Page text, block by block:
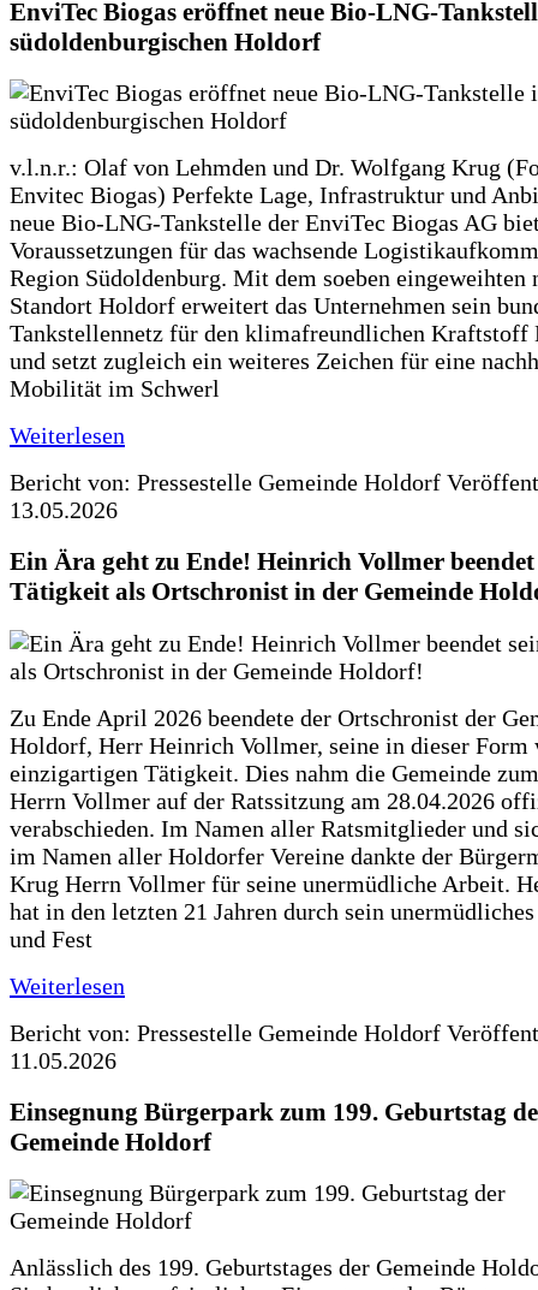
EnviTec Biogas eröffnet neue Bio-LNG-
südoldenburgischen Holdorf
v.l.n.r.: Olaf von Lehmden und Dr. Wolfgang Krug
Envitec Biogas) Perfekte Lage, Infrastruktur und
neue Bio-LNG-Tankstelle der EnviTec Biogas AG
Voraussetzungen für das wachsende
Region Südoldenburg. Mit dem soeben eingeweihten
Standort Holdorf erweitert das Unternehmen sein
Tankstellennetz für den klimafreundlichen Kraftstoff
und setzt zugleich ein weiteres Zeichen für eine
Mobilität im Schwerl
Weiterlesen
Bericht von: Pressestelle Gemeinde Holdorf
13.05.2026
Ein Ära geht zu Ende! Heinrich Vollmer beendet
Tätigkeit als Ortschronist in der Gemeinde
Zu Ende April 2026 beendete der Ortschronist der
Holdorf, Herr Heinrich Vollmer, seine in dieser Form
einzigartigen Tätigkeit. Dies nahm die Gemeinde
Herrn Vollmer auf der Ratssitzung am 28.04.2026
verabschieden. Im Namen aller Ratsmitglieder und
im Namen aller Holdorfer Vereine dankte der
Krug Herrn Vollmer für seine unermüdliche Arbeit.
hat in den letzten 21 Jahren durch sein
und Fest
Weiterlesen
Bericht von: Pressestelle Gemeinde Holdorf
11.05.2026
Einsegnung Bürgerpark zum 199. Geburtstag
Gemeinde Holdorf
Anlässlich des 199. Geburtstages der Gemeinde